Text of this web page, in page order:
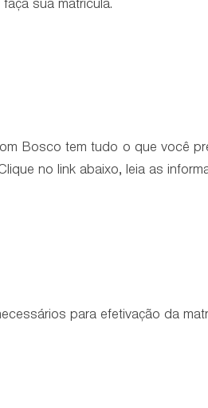
sua matrícula.
Bosco tem tudo o que você
no link abaixo, leia as
para efetivação da